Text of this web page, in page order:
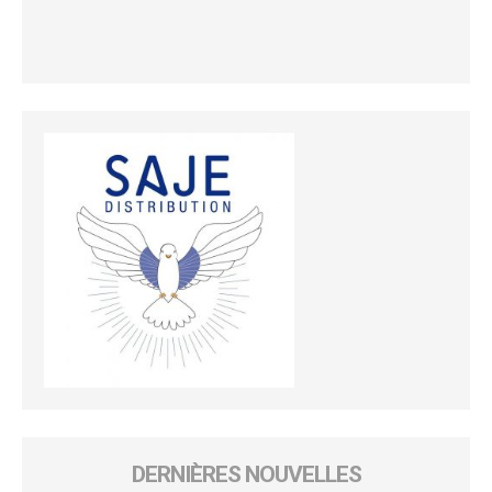
DERNIÈRES NOUVELLES